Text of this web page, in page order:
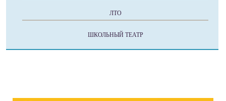
ЛТО
ШКОЛЬНЫЙ ТЕАТР